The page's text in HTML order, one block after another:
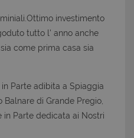
investimento
tutto l' anno anche
come prima casa sia
in Parte adibita a Spiaggia
di Grande Pregio,
in Parte dedicata ai Nostri